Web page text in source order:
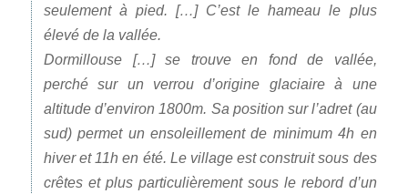
seulement à pied. […] C’est le hameau le plus
élevé de la vallée.
Dormillouse […] se trouve en fond de vallée,
perché sur un verrou d’origine glaciaire à une
altitude d’environ 1800m. Sa position sur l’adret (au
sud) permet un ensoleillement de minimum 4h en
hiver et 11h en été. Le village est construit sous des
crêtes et plus particulièrement sous le rebord d’un